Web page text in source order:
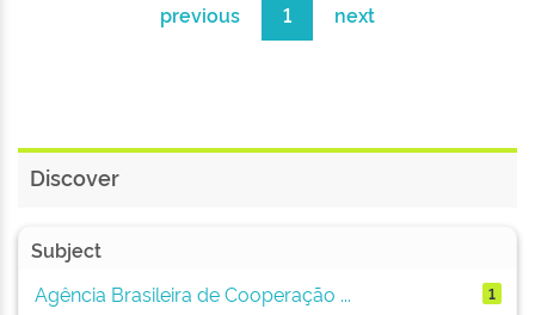
previous 1 next
Discover
Subject
Agência Brasileira de Cooperação ...
1